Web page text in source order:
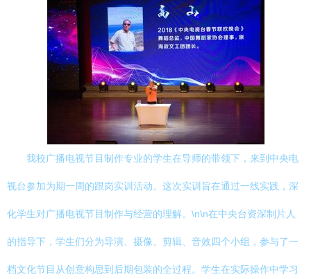
我校广播电视节目制作专业的学生在导师的带领下，来到中央电
视台参加为期一周的跟岗实训活动。这次实训旨在通过一线实践，深
化学生对广播电视节目制作与经营的理解。\n\n在中央台资深制片人
的指导下，学生们分为导演、摄像、剪辑、音效四个小组，参与了一
档文化节目从创意构思到后期包装的全过程。学生在实际操作中学习